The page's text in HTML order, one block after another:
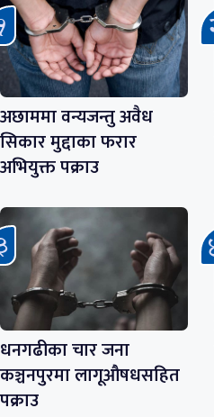
अछाममा वन्यजन्तु अवैध
सिकार मुद्दाका फरार
अभियुक्त पक्राउ
धनगढीका चार जना
कञ्चनपुरमा लागूऔषधसहित
पक्राउ